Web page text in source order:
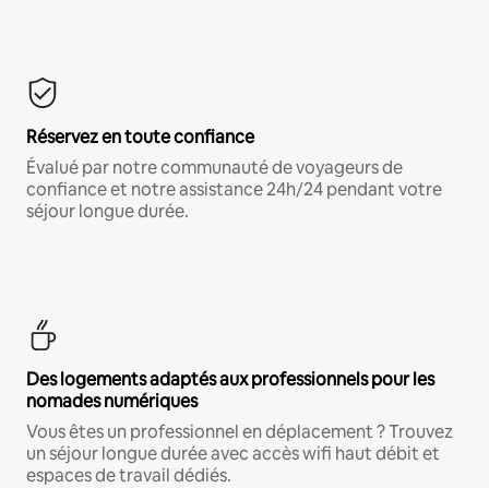
Réservez en toute confiance
Évalué par notre communauté de voyageurs de
confiance et notre assistance 24h/24 pendant votre
séjour longue durée.
Des logements adaptés aux professionnels pour les
nomades numériques
Vous êtes un professionnel en déplacement ? Trouvez
un séjour longue durée avec accès wifi haut débit et
espaces de travail dédiés.